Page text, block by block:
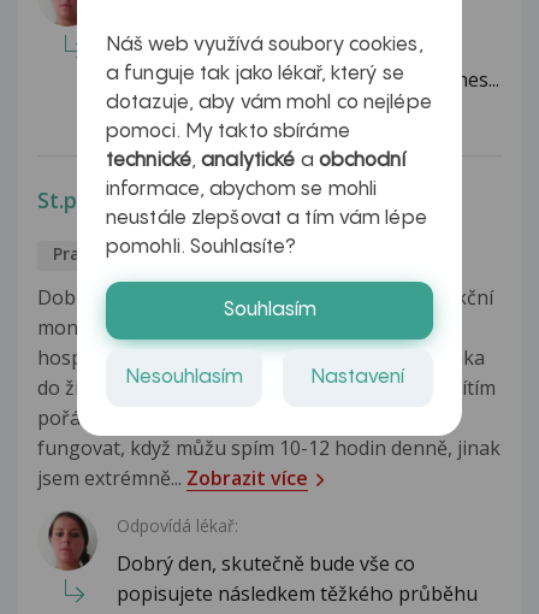
způsobené bakterií Listeria
monocytogenes. Listeria monocytogenes...
Celá odpověď
St.p. mononukleose
Praktické lékařství Iveta
Dobrý den, v červenci 2016 jsem prodělala infekční
mononukleozu s těžším průběhem - týden
hospitalizace v nemocnici, kortikoidy + antibiotika
do žíly, těžká povlaková angína. Od té doby se cítím
pořád velmi špatně, nejsem schopná normálně
fungovat, když můžu spím 10-12 hodin denně, jinak
jsem extrémně... Zobrazit více
Odpovídá lékař:
Dobrý den, skutečně bude vše co
popisujete následkem těžkého průběhu
Náš web využívá soubory cookies,
a funguje tak jako lékař, který se
dotazuje, aby vám mohl co nejlépe
pomoci. My takto sbíráme
technické,analytické a obchodní
informace, abychom se mohli
neustále zlepšovat a tím vám lépe
pomohli. Souhlasíte?
Souhlasím
Nesouhlasím Nastavení